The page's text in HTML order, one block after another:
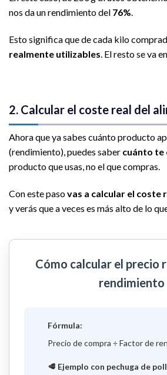
nos da un rendimiento del 76%.
Esto significa que de cada kilo
realmente utilizables. El resto se va
2. Calcular el coste real del
Ahora que ya sabes cuánto producto
(rendimiento), puedes saber cuánto te
producto que usas, no el que compras.
Con este pasovas a calcular el coste
y verás que a veces es más alto de lo
Cómo calcular el precio
rendimiento
Fórmula:
Precio de compra ÷ Factor de
🥩 Ejemplo con pechuga de